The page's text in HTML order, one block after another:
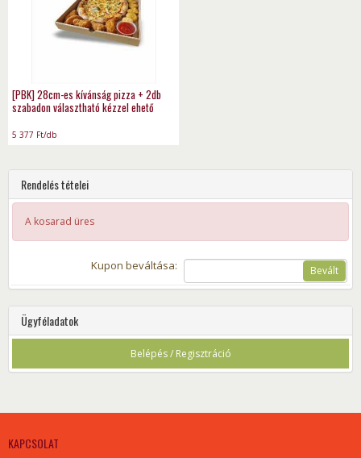
[PBK] 28cm-es kívánság pizza + 2db
szabadon választható kézzel ehető
5 377 Ft/db
Rendelés tételei
A kosarad üres
Kupon beváltása: Bevált
Ügyféladatok
Belépés / Regisztráció
KAPCSOLAT